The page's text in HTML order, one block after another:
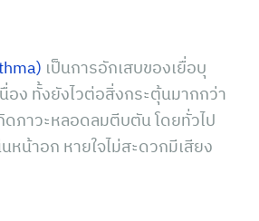
เป็นการอักเสบของเยื่อบุ
ง ทั้งยังไวต่อสิ่งกระตุ้นมากกว่า
ภาวะหลอดลมตีบตัน โดยทั่วไป
หน้าอก หายใจไม่สะดวกมีเสียง